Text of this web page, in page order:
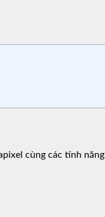
cùng các tính